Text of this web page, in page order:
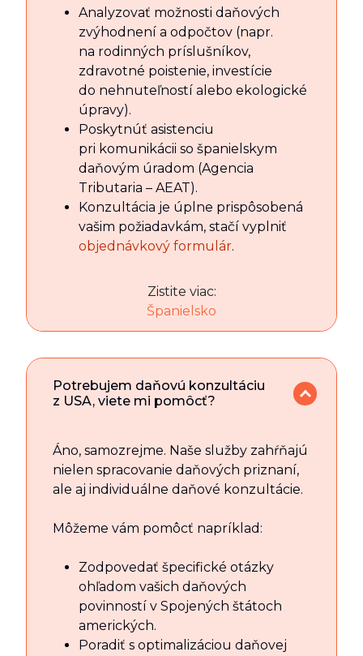
Analyzovať možnosti daňových
zvýhodnení a odpočtov (napr.
na rodinných príslušníkov,
zdravotné poistenie, investície
do nehnuteľností alebo ekologické
úpravy).
Poskytnúť asistenciu
pri komunikácii so španielskym
daňovým úradom (Agencia
Tributaria – AEAT).
Konzultácia je úplne prispôsobená
vašim požiadavkám, stačí vyplniť
objednávkový formulár.
Zistite viac:
Španielsko
Potrebujem daňovú konzultáciu
z USA, viete mi pomôcť?
Áno, samozrejme. Naše služby zahŕňajú
nielen spracovanie daňových priznaní,
ale aj individuálne daňové konzultácie.
Môžeme vám pomôcť napríklad:
Zodpovedať špecifické otázky
ohľadom vašich daňových
povinností v Spojených štátoch
amerických.
Poradiť s optimalizáciou daňovej